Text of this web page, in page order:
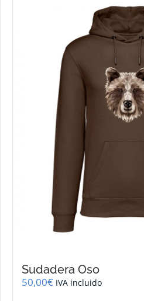
variantes.
Las
opciones
se
pueden
elegir
en
la
página
de
producto
Sudadera Oso
50,00€ IVA incluido